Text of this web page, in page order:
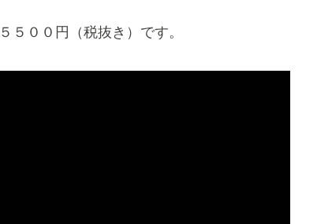
５００円（税抜き）です。